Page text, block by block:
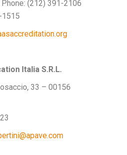
Phone: (212) 391-2106
1515
Italia S.R.L.
33 – 00156